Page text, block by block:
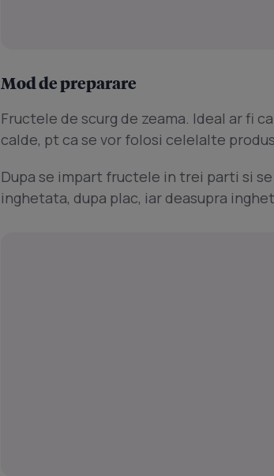
Mod de preparare
Fructele de scurg de zeama. Ideal ar fi
calde, pt ca se vor folosi celelalte
Dupa se impart fructele in trei parti si
inghetata, dupa plac, iar deasupra